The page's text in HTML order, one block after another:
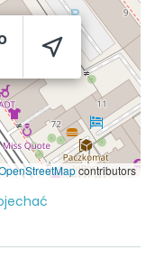
contributors